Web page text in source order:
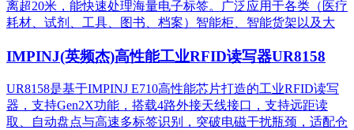
离超20米，能快速处理海量电子标签。广泛应用于各类（医疗
耗材、试剂、工具、图书、档案）智能柜、智能货架以及大
IMPINJ(英频杰)高性能工业RFID读写器UR8158
UR8158是基于IMPINJ E710高性能芯片打造的工业RFID读写
器，支持Gen2X功能，搭载4路外接天线接口，支持远距读
取、自动盘点与高速多标签识别，突破电磁干扰瓶颈，适配仓